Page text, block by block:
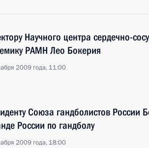
Научного центра сердечно-
РАМН Лео Бокерия
2009 года, 11:00
Союза гандболистов России
России по гандболу
2009 года, 18:00